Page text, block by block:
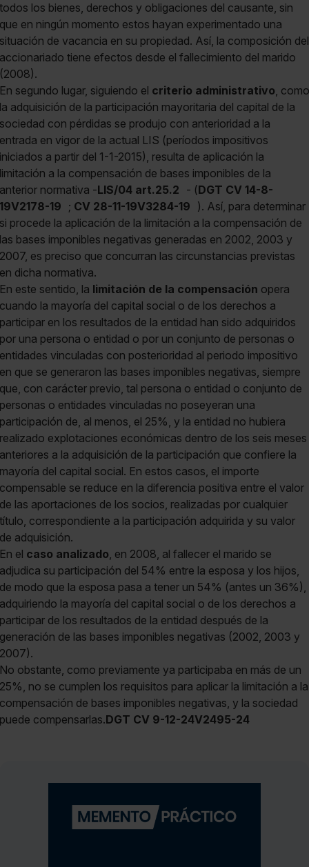
todos los bienes, derechos y obligaciones del causante, sin
que en ningún momento estos hayan experimentado una
situación de vacancia en su propiedad. Así, la composición del
accionariado tiene efectos desde el fallecimiento del marido
(2008).
En segundo lugar, siguiendo el criterio administrativo, como
la adquisición de la participación mayoritaria del capital de la
sociedad con pérdidas se produjo con anterioridad a la
entrada en vigor de la actual LIS (períodos impositivos
iniciados a partir del 1-1-2015), resulta de aplicación la
limitación a la compensación de bases imponibles de la
anterior normativa -LIS/04 art.25.2 - (DGT CV 14-8-
19V2178-19 ; CV 28-11-19V3284-19 ). Así, para determinar
si procede la aplicación de la limitación a la compensación de
las bases imponibles negativas generadas en 2002, 2003 y
2007, es preciso que concurran las circunstancias previstas
en dicha normativa.
En este sentido, la limitación de la compensación opera
cuando la mayoría del capital social o de los derechos a
participar en los resultados de la entidad han sido adquiridos
por una persona o entidad o por un conjunto de personas o
entidades vinculadas con posterioridad al periodo impositivo
en que se generaron las bases imponibles negativas, siempre
que, con carácter previo, tal persona o entidad o conjunto de
personas o entidades vinculadas no poseyeran una
participación de, al menos, el 25%, y la entidad no hubiera
realizado explotaciones económicas dentro de los seis meses
anteriores a la adquisición de la participación que confiere la
mayoría del capital social. En estos casos, el importe
compensable se reduce en la diferencia positiva entre el valor
de las aportaciones de los socios, realizadas por cualquier
título, correspondiente a la participación adquirida y su valor
de adquisición.
En el caso analizado, en 2008, al fallecer el marido se
adjudica su participación del 54% entre la esposa y los hijos,
de modo que la esposa pasa a tener un 54% (antes un 36%),
adquiriendo la mayoría del capital social o de los derechos a
participar de los resultados de la entidad después de la
generación de las bases imponibles negativas (2002, 2003 y
2007).
No obstante, como previamente ya participaba en más de un
25%, no se cumplen los requisitos para aplicar la limitación a la
compensación de bases imponibles negativas, y la sociedad
puede compensarlas.DGT CV 9-12-24V2495-24